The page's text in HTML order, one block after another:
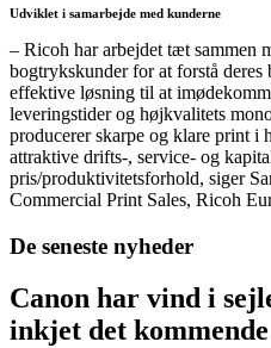
Udviklet i samarbejde med kunderne
– Ricoh har arbejdet tæt sammen
bogtrykskunder for at forstå
effektive løsning til at
leveringstider og højkvalitets
producerer skarpe og klare print i
attraktive drifts-, service- og
pris/produktivitetsforhold, siger
Commercial Print Sales, Ricoh
De seneste nyheder
Canon har vind i
inkjet det